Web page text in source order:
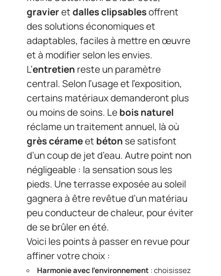
gravieretdalles clipsablesoffrent
des solutions économiques et
adaptables, faciles à mettre en œuvre
et à modifier selon les envies.
L’entretien reste un paramètre
central. Selon l’usage et l’exposition,
certains matériaux demanderont plus
ou moins de soins. Lebois naturel
réclame un traitement annuel, là où
grès cérameet béton se satisfont
d’un coup de jet d’eau. Autre point non
négligeable : la sensation sous les
pieds. Une terrasse exposée au soleil
gagnera à être revêtue d’un matériau
peu conducteur de chaleur, pour éviter
de se brûler en été.
Voici les points à passer en revue pour
affiner votre choix :
Harmonie avec l’environnement : choisissez